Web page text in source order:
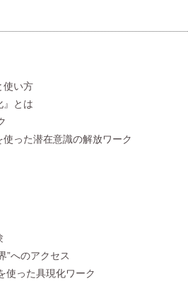
使い方
』とは
った潜在意識の解放ワーク
”へのアクセス
使った具現化ワーク